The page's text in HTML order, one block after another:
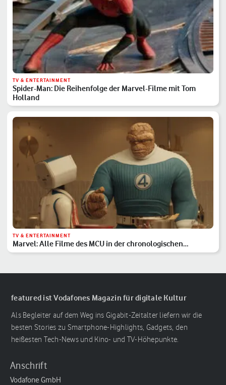
TV & ENTERTAINMENT
Spider-Man: Die Reihenfolge der Marvel-Filme mit Tom
Holland
TV & ENTERTAINMENT
Marvel: Alle Filme des MCU in der chronologischen
Reihenfolge
featured ist Vodafones Magazin für digitale Kultur
Als Begleiter auf dem Weg ins Gigabit-Zeitalter liefern wir die
besten Stories zu Smartphone-Highlights, Gadgets, den
heißesten Tech-News und Kino- und TV-Höhepunkte.
Anschrift
Vodafone GmbH